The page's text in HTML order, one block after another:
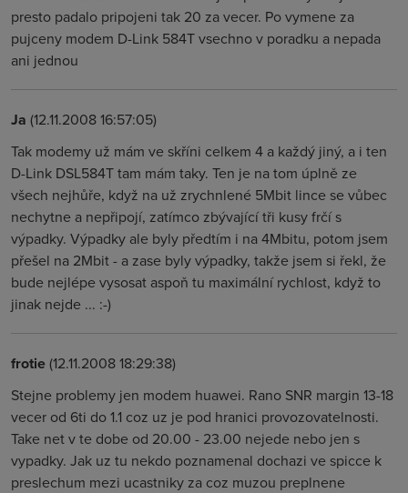
presto padalo pripojeni tak 20 za vecer. Po vymene za
pujceny modem D-Link 584T vsechno v poradku a nepada
ani jednou
Ja (12.11.2008 16:57:05)
Tak modemy už mám ve skříni celkem 4 a každý jiný, a i ten
D-Link DSL584T tam mám taky. Ten je na tom úplně ze
všech nejhůře, když na už zrychnlené 5Mbit lince se vůbec
nechytne a nepřipojí, zatímco zbývající tři kusy frčí s
výpadky. Výpadky ale byly předtím i na 4Mbitu, potom jsem
přešel na 2Mbit - a zase byly výpadky, takže jsem si řekl, že
bude nejlépe vysosat aspoň tu maximální rychlost, když to
jinak nejde ... :-)
frotie(12.11.2008 18:29:38)
Stejne problemy jen modem huawei. Rano SNR margin 13-18
vecer od 6ti do 1.1 coz uz je pod hranici provozovatelnosti.
Take net v te dobe od 20.00 - 23.00 nejede nebo jen s
vypadky. Jak uz tu nekdo poznamenal dochazi ve spicce k
preslechum mezi ucastniky za coz muzou preplnene